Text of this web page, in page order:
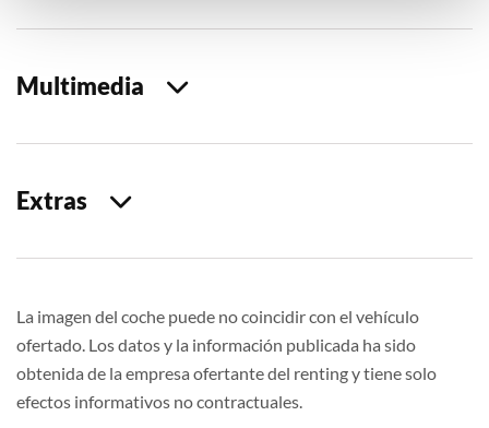
Multimedia
Extras
La imagen del coche puede no coincidir con el vehículo
ofertado. Los datos y la información publicada ha sido
obtenida de la empresa ofertante del renting y tiene solo
efectos informativos no contractuales.